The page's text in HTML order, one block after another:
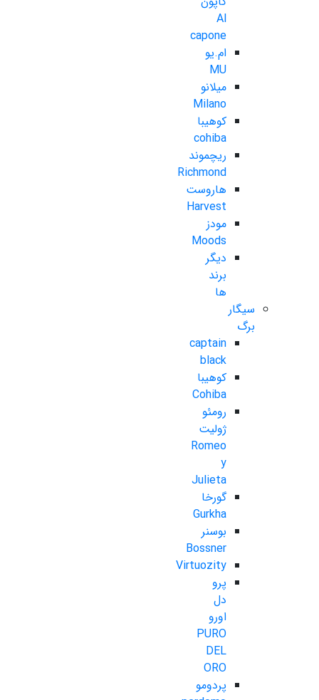
Al
capone
ام.یو
MU
میلانو
Milano
کوهیبا
cohiba
ریچموند
Richmond
هاروست
Harvest
مودز
Moods
دیگر
برند
ها
سیگار
برگ
captain
black
کوهیبا
Cohiba
رومئو
ژولیت
Romeo
y
Julieta
گورخا
Gurkha
بوسنر
Bossner
Virtuozity
پرو
دل
اورو
PURO
DEL
ORO
پردومو